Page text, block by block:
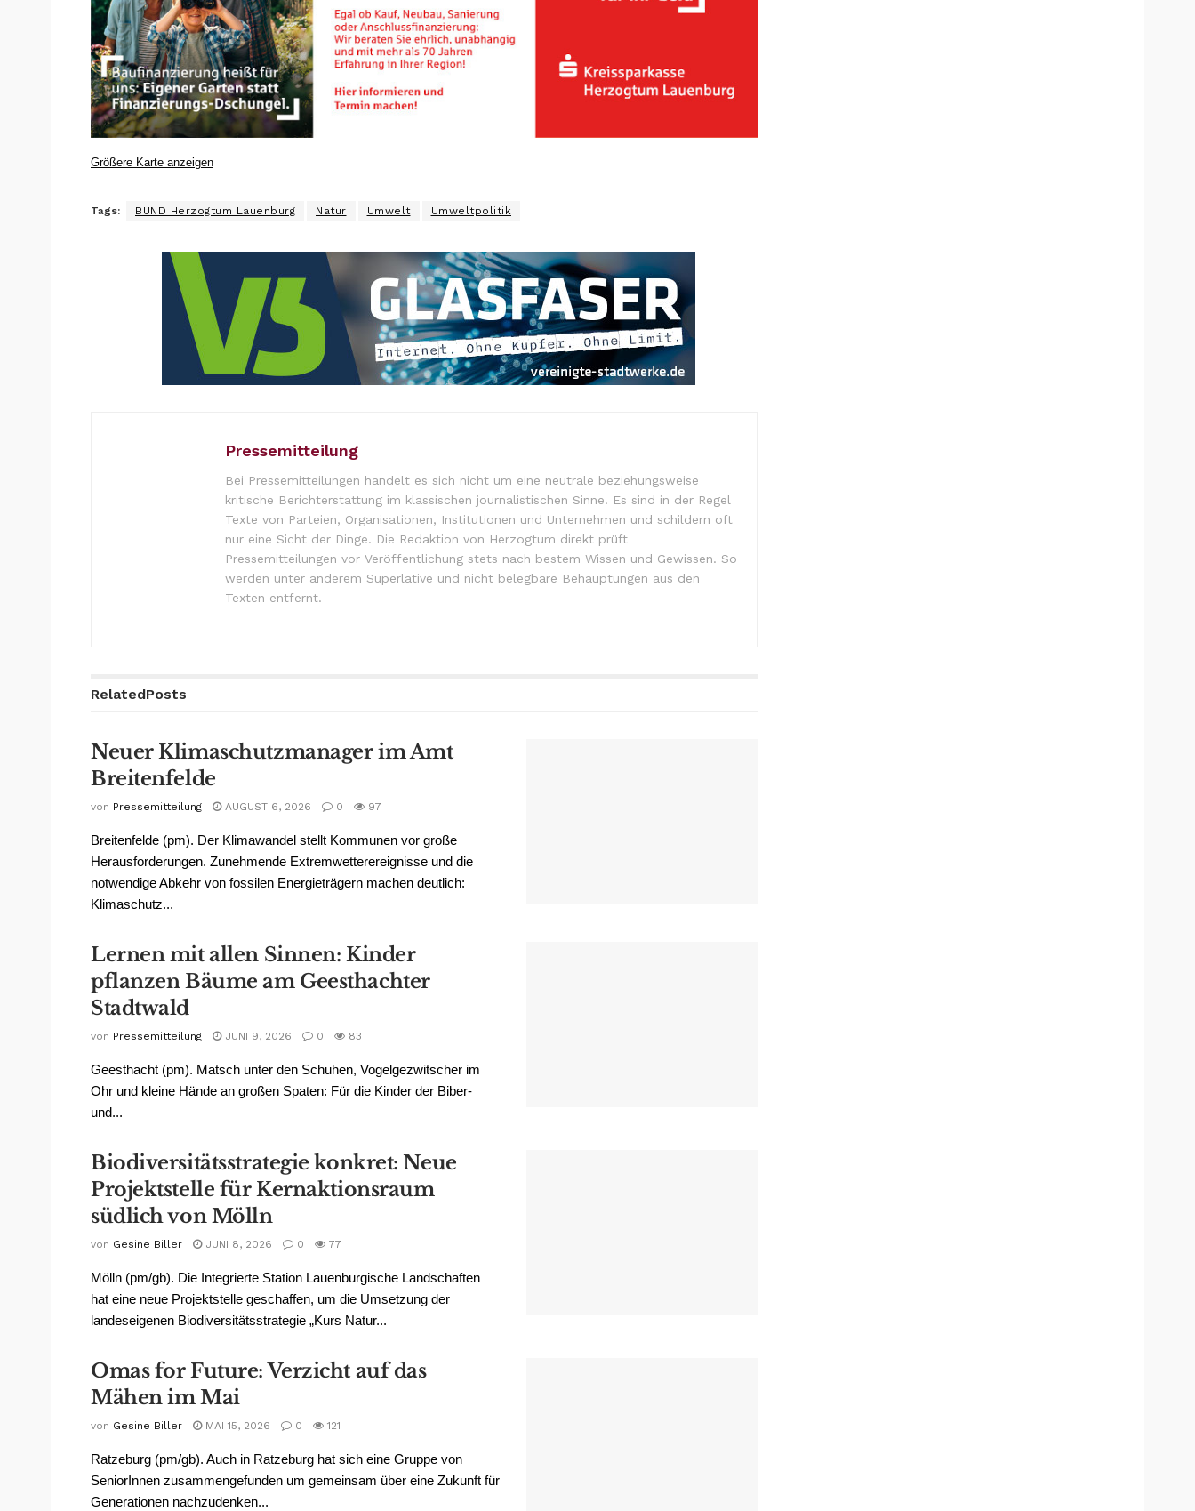
Größere Karte anzeigen
Tags: BUND Herzogtum Lauenburg Natur Umwelt Umweltpolitik
Pressemitteilung
Bei Pressemitteilungen handelt es sich nicht um eine neutrale beziehungsweise
kritische Berichterstattung im klassischen journalistischen Sinne. Es sind in der Regel
Texte von Parteien, Organisationen, Institutionen und Unternehmen und schildern oft
nur eine Sicht der Dinge. Die Redaktion von Herzogtum direkt prüft
Pressemitteilungen vor Veröffentlichung stets nach bestem Wissen und Gewissen. So
werden unter anderem Superlative und nicht belegbare Behauptungen aus den
Texten entfernt.
RelatedPosts
Neuer Klimaschutzmanager im Amt
Breitenfelde
von Pressemitteilung AUGUST 6, 2026 0 97
Breitenfelde (pm). Der Klimawandel stellt Kommunen vor große
Herausforderungen. Zunehmende Extremwetterereignisse und die
notwendige Abkehr von fossilen Energieträgern machen deutlich:
Klimaschutz...
Lernen mit allen Sinnen: Kinder
pflanzen Bäume am Geesthachter
Stadtwald
von Pressemitteilung JUNI 9, 2026 0 83
Geesthacht (pm). Matsch unter den Schuhen, Vogelgezwitscher im
Ohr und kleine Hände an großen Spaten: Für die Kinder der Biber-
und...
Biodiversitätsstrategie konkret: Neue
Projektstelle für Kernaktionsraum
südlich von Mölln
von Gesine Biller JUNI 8, 2026 0 77
Mölln (pm/gb). Die Integrierte Station Lauenburgische Landschaften
hat eine neue Projektstelle geschaffen, um die Umsetzung der
landeseigenen Biodiversitätsstrategie „Kurs Natur...
Omas for Future: Verzicht auf das
Mähen im Mai
von Gesine Biller MAI 15, 2026 0 121
Ratzeburg (pm/gb). Auch in Ratzeburg hat sich eine Gruppe von
SeniorInnen zusammengefunden um gemeinsam über eine Zukunft für
Generationen nachzudenken...